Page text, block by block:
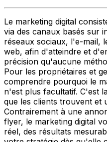
Le marketing digital
via des canaux basés sur
réseaux sociaux, l'e-mail,
web, afin d'atteindre et
précision qu'aucune
Pour les propriétaires et
comprendre pourquoi le
n'est plus facultatif. C'est
que les clients trouvent et
Contrairement à une
flyer, le marketing digital
réel, des résultats